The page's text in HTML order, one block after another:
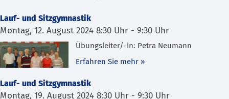
Lauf- und Sitzgymnastik
Montag, 12. August 2024 8:30 Uhr - 9:30 Uhr
Übungsleiter/-in: Petra Neumann
Erfahren Sie mehr »
Lauf- und Sitzgymnastik
Montag, 19. August 2024 8:30 Uhr - 9:30 Uhr